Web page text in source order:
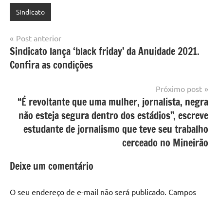
Sindicato
Navegação
de
Post
Post anterior
Sindicato lança ‘black friday’ da Anuidade 2021.
Confira as condições
Próximo post
“É revoltante que uma mulher, jornalista, negra
não esteja segura dentro dos estádios”, escreve
estudante de jornalismo que teve seu trabalho
cerceado no Mineirão
Deixe um comentário
O seu endereço de e-mail não será publicado. Campos